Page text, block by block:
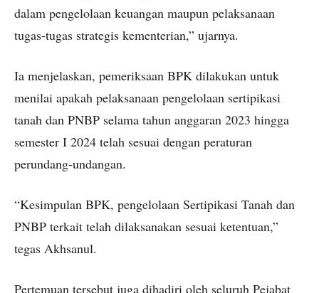
dalam pengelolaan keuangan maupun pelaksanaan
tugas-tugas strategis kementerian,” ujarnya.
Ia menjelaskan, pemeriksaan BPK dilakukan untuk
menilai apakah pelaksanaan pengelolaan sertipikasi
tanah dan PNBP selama tahun anggaran 2023 hingga
semester I 2024 telah sesuai dengan peraturan
perundang-undangan.
“Kesimpulan BPK, pengelolaan Sertipikasi Tanah dan
PNBP terkait telah dilaksanakan sesuai ketentuan,”
tegas Akhsanul.
Pertemuan tersebut juga dihadiri oleh seluruh Pejabat